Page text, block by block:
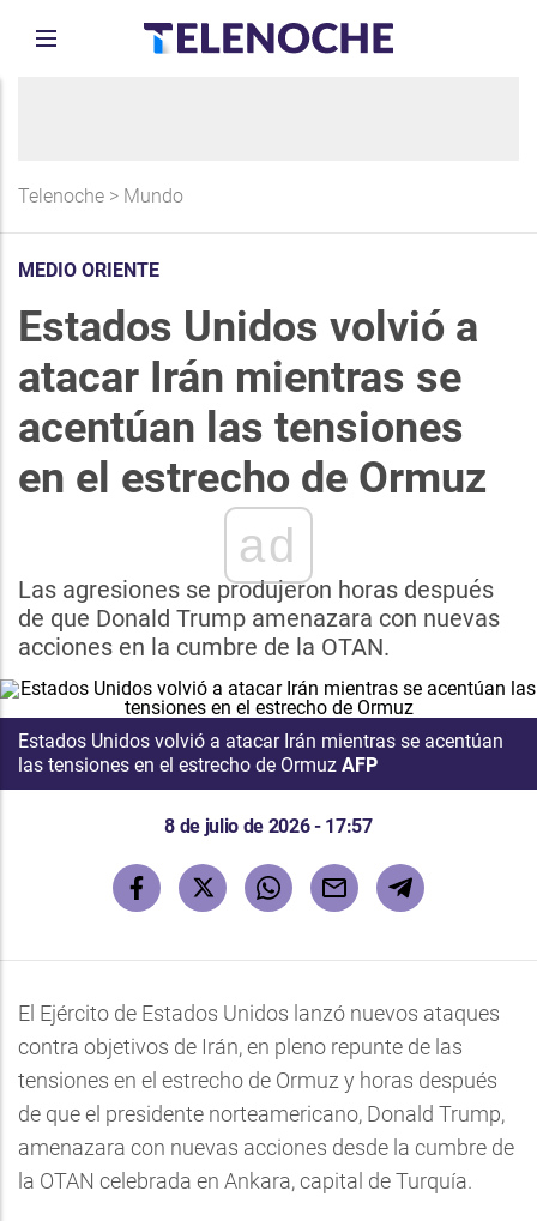
Telenoche > Mundo
MEDIO ORIENTE
Estados Unidos volvió a
atacar Irán mientras se
acentúan las tensiones
en el estrecho de Ormuz
ad
Las agresiones se produjeron horas después
de que Donald Trump amenazara con nuevas
acciones en la cumbre de la OTAN.
Estados Unidos volvió a atacar Irán mientras se acentúan
las tensiones en el estrecho de Ormuz AFP
8 de julio de 2026 - 17:57
El Ejército de Estados Unidos lanzó nuevos ataques
contra objetivos de Irán, en pleno repunte de las
tensiones en el estrecho de Ormuz y horas después
de que el presidente norteamericano, Donald Trump,
amenazara con nuevas acciones desde la cumbre de
la OTAN celebrada en Ankara, capital de Turquía.